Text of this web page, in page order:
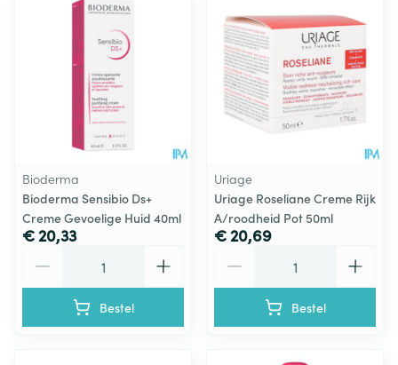
Bioderma
Bioderma Sensibio Ds+
Creme Gevoelige Huid 40ml
€ 20,33
Bestel
Uriage
Uriage Roseliane Creme Rijk
A/roodheid Pot 50ml
€ 20,69
Bestel